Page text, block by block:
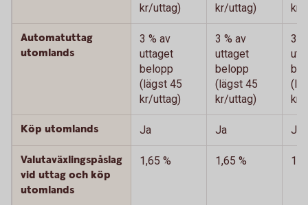
kr/uttag)
kr/uttag)
kr/
Automatuttag
utomlands
3 % av
uttaget
belopp
(lägst 45
kr/uttag)
3 % av
uttaget
belopp
(lägst 45
kr/uttag)
3
kr/
Köp utomlands Ja Ja Ja
Valutaväxlingspåslag
vid uttag och köp
utomlands
1,65 % 1,65 %